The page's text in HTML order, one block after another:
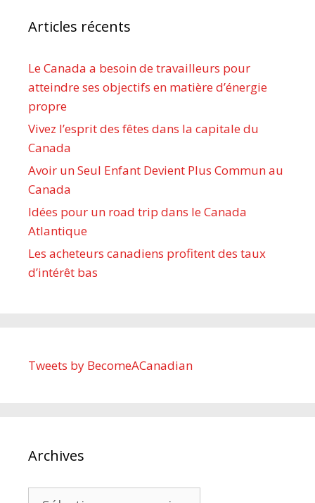
Articles récents
Le Canada a besoin de travailleurs pour
atteindre ses objectifs en matière d’énergie
propre
Vivez l’esprit des fêtes dans la capitale du
Canada
Avoir un Seul Enfant Devient Plus Commun au
Canada
Idées pour un road trip dans le Canada
Atlantique
Les acheteurs canadiens profitent des taux
d’intérêt bas
Tweets by BecomeACanadian
Archives